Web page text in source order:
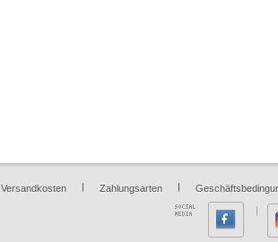
Versandkosten | Zahlungsarten |